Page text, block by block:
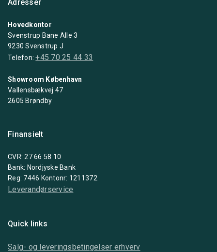
Adresser
Hovedkontor
Svenstrup Bane Alle 3
9230 Svenstrup J
Telefon:+45 70 25 44 33
Showroom København
Vallensbækvej 47
2605 Brøndby
Finansielt
CVR: 27 66 58 10
Bank: Nordjyske Bank
Reg: 7446 Kontonr: 1211372
Leverandørservice
Quick links
Salg- og leveringsbetingelser erhverv